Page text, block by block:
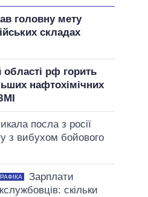
головну мету
складах
рф горить
нафтохімічних
посла з росії
з вибухом бойового
Зарплати
скільки